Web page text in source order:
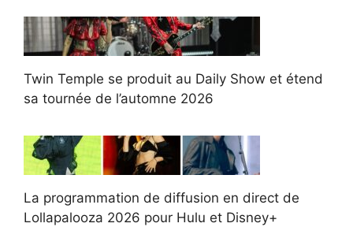
Twin Temple se produit au Daily Show et étend
sa tournée de l’automne 2026
La programmation de diffusion en direct de
Lollapalooza 2026 pour Hulu et Disney+